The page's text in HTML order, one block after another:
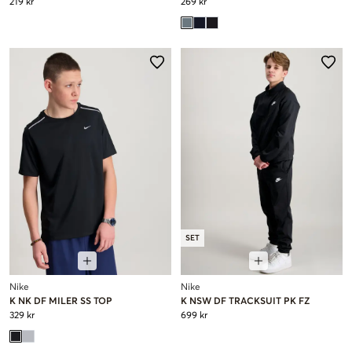
219 kr
269 kr
Nike
K NK DF MILER SS TOP
329 kr
SET
Nike
K NSW DF TRACKSUIT PK FZ
699 kr